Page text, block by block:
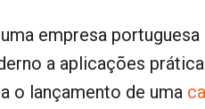
empresa
a aplicações
o lançamento de uma